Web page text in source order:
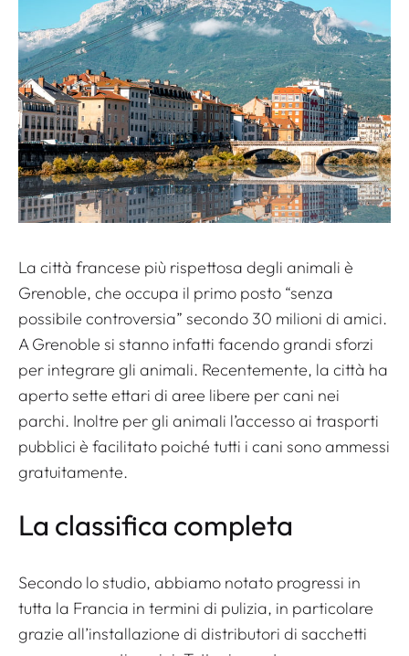
La città francese più rispettosa degli animali è
Grenoble, che occupa il primo posto “senza
possibile controversia” secondo 30 milioni di amici.
A Grenoble si stanno infatti facendo grandi sforzi
per integrare gli animali. Recentemente, la città ha
aperto sette ettari di aree libere per cani nei
parchi. Inoltre per gli animali l’accesso ai trasporti
pubblici è facilitato poiché tutti i cani sono ammessi
gratuitamente.
La classifica completa
Secondo lo studio, abbiamo notato progressi in
tutta la Francia in termini di pulizia, in particolare
grazie all’installazione di distributori di sacchetti